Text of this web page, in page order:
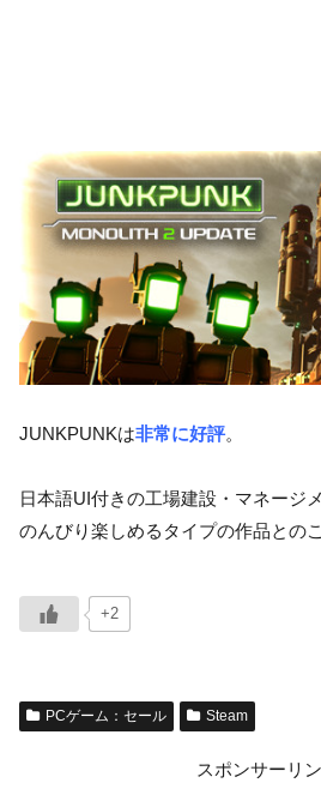
JUNKPUNKは非常に好評。
日本語UI付きの工場建設・マネージメ
のんびり楽しめるタイプの作品とのこ
+2
PCゲーム：セール Steam
スポンサーリ